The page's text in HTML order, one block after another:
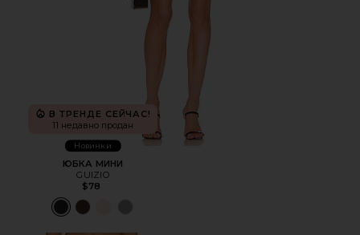
В ТРЕНДЕ СЕЙЧАС!
11 недавно продан
Новинки
ЮБКА МИНИ
GUIZIO
$78